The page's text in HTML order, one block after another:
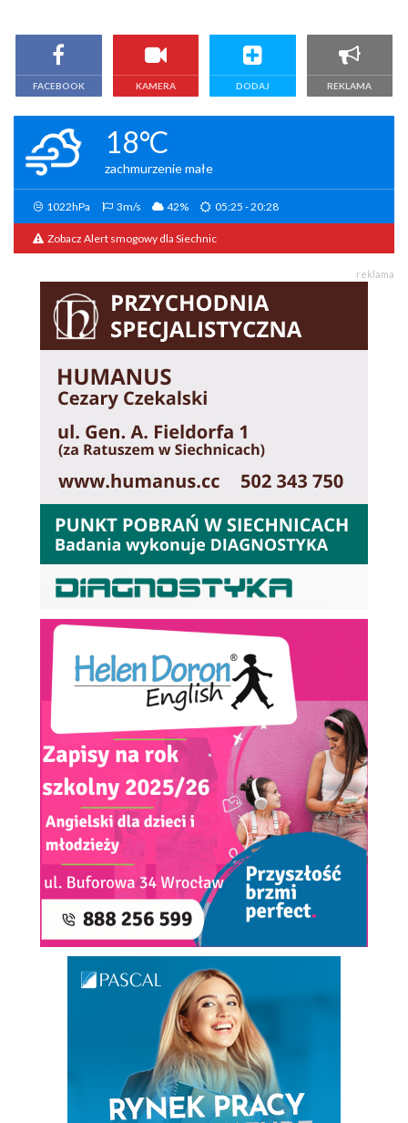
FACEBOOK KAMERA DODAJ REKLAMA
18°C
zachmurzenie małe
1022hPa 3m/s 42% 05:25 - 20:28
Zobacz Alert smogowy dla Siechnic
reklama